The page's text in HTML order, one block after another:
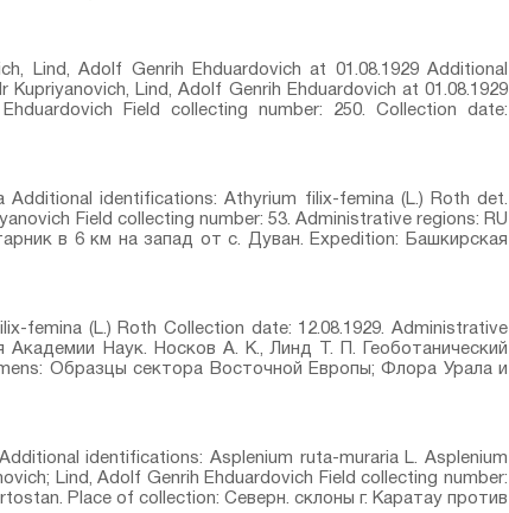
Lind, Adolf Genrih Ehduardovich at 01.08.1929 Additional
Lind, Adolf Genrih Ehduardovich at 01.08.1929
Field collecting number: 250. Collection date:
identifications: Athyrium filix-femina (L.) Roth⁣ det.
Field collecting number: 53. Administrative regions: RU
в 6 км на запад от с. Дуван. Expedition: Башкирская
femina (L.) Roth⁣ Collection date: 12.08.1929. Administrative
Наук. Носков А. К., Линд Т. П. Геоботанический
Образцы сектора Восточной Европы; Флора Урала и
identifications: Asplenium ruta-muraria L. Asplenium
Lind, Adolf Genrih Ehduardovich Field collecting number:
Place of collection: Северн. склоны г. Каратау против